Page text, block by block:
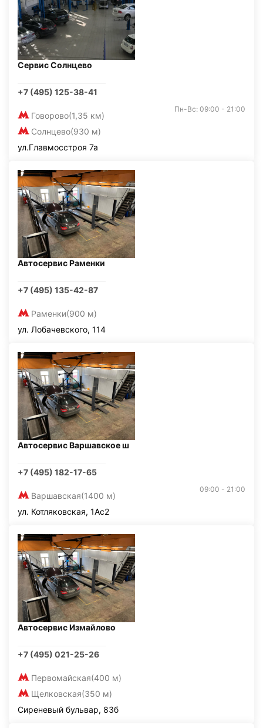
Сервис Солнцево
+7 (495) 125-38-41
Говорово(1,35 км)
Солнцево(930 м)
Пн-Вс: 09:00 - 21:00
ул.Главмосстроя 7а
Автосервис Раменки
+7 (495) 135-42-87
Раменки(900 м)
ул. Лобачевского, 114
Автосервис Варшавское ш
+7 (495) 182-17-65
Варшавская(1400 м)
09:00 - 21:00
ул. Котляковская, 1Ас2
Автосервис Измайлово
+7 (495) 021-25-26
Первомайская(400 м)
Щелковская(350 м)
Сиреневый бульвар, 83б